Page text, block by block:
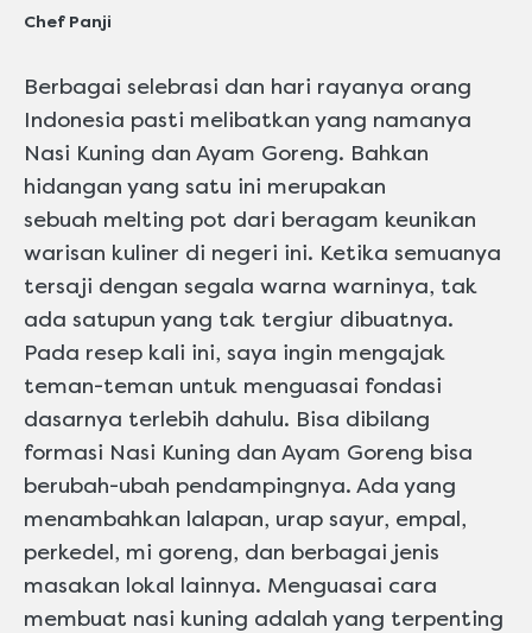
untuk
recipe
Chef Panji
Berbagai selebrasi dan hari rayanya orang
Indonesia pasti melibatkan yang namanya
Nasi Kuning dan Ayam Goreng. Bahkan
hidangan yang satu ini merupakan
sebuah melting pot dari beragam keunikan
warisan kuliner di negeri ini. Ketika semuanya
tersaji dengan segala warna warninya, tak
ada satupun yang tak tergiur dibuatnya.
Pada resep kali ini, saya ingin mengajak
teman-teman untuk menguasai fondasi
dasarnya terlebih dahulu. Bisa dibilang
formasi Nasi Kuning dan Ayam Goreng bisa
berubah-ubah pendampingnya. Ada yang
menambahkan lalapan, urap sayur, empal,
perkedel, mi goreng, dan berbagai jenis
masakan lokal lainnya. Menguasai cara
membuat nasi kuning adalah yang terpenting